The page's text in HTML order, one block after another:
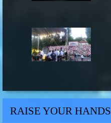
RAISE YOUR HANDS